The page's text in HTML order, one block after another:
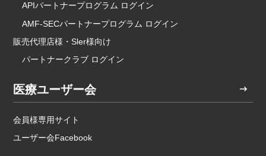
APIパートナープログラム ログイン
AMF-SECパートナープログラム ログイン
販売代理店様・Sler様向け
パートナークラブ ログイン
医療ユーザー会
会員様専用サイト
ユーザー会Facebook